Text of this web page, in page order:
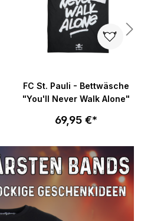
FC St. Pauli - Bettwäsche
"You'll Never Walk Alone"
69,95 €*